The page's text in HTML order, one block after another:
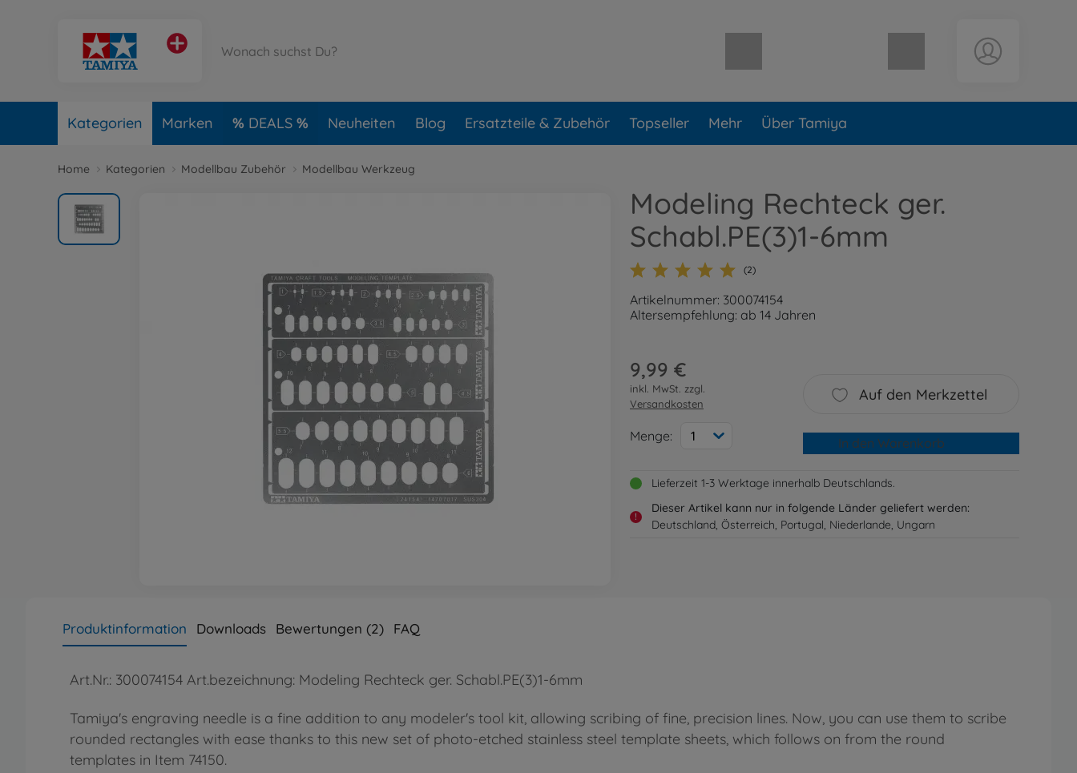
Warenkorb leer
Kategorien Marken DEALS Neuheiten Blog Ersatzteile & Zubehör Topseller Mehr Über Tamiya
Home Kategorien Modellbau Zubehör Modellbau Werkzeug
Modeling Rechteck ger.
Schabl.PE(3)1-6mm
(2)
Artikelnummer: 300074154
Altersempfehlung: ab 14 Jahren
9,99 €
inkl. MwSt. zzgl.
Versandkosten
Menge: 1
Auf den Merkzettel
In den Warenkorb
Lieferzeit 1-3 Werktage innerhalb Deutschlands.
!
Dieser Artikel kann nur in folgende Länder geliefert werden:
Deutschland, Österreich, Portugal, Niederlande, Ungarn
Produktinformation Downloads Bewertungen (2) FAQ
Art.Nr.: 300074154 Art.bezeichnung: Modeling Rechteck ger. Schabl.PE(3)1-6mm
Tamiya's engraving needle is a fine addition to any modeler's tool kit, allowing scribing of fine, precision lines. Now, you can use them to scribe
rounded rectangles with ease thanks to this new set of photo-etched stainless steel template sheets, which follows on from the round
templates in Item 74150.